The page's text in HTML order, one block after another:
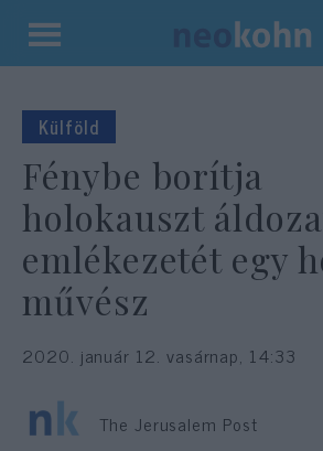
Kilépés
tartalomba
Külföld
Fénybe borítja
holokauszt
emlékezetét egy
művész
2020. január 12. vasárnap, 14:33
The Jerusalem Post